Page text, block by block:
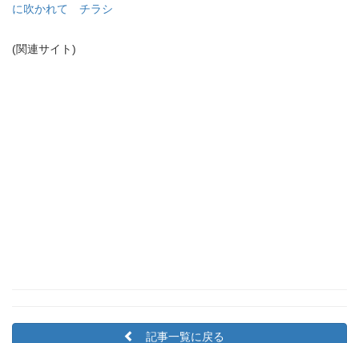
に吹かれて チラシ
(関連サイト)
記事一覧に戻る